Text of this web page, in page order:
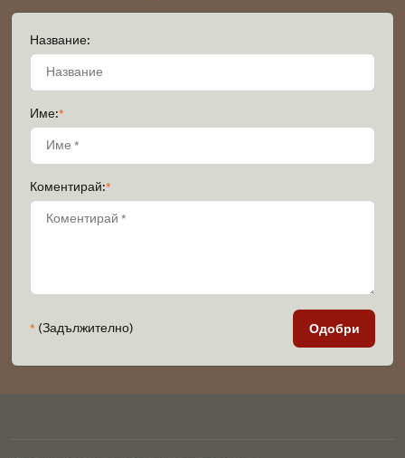
Название:
Име:*
Коментирай:*
* (Задължително) Одобри